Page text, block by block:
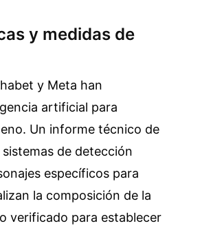
y medidas de
y Meta han
artificial para
Un informe técnico de
sistemas de detección
específicos para
la composición de la
verificado para establecer